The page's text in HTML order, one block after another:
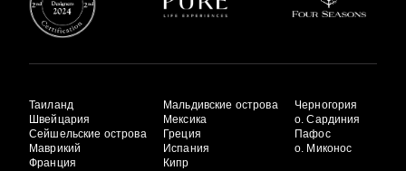
Таиланд
Швейцария
Сейшельские острова
Маврикий
Франция
Мальдивские острова
Мексика
Греция
Испания
Кипр
Черногория
о. Сардиния
Пафос
о. Миконос